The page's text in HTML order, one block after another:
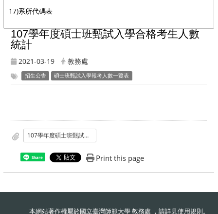
17)系所代碼表
107學年度碩士班甄試入學合格考生人數
統計
2021-03-19 教務處
招生公告 碩士班甄試入學報考人數一覽表
107學年度碩士班甄試入學合格考生人數統計
Share Print this page
本網站著作權屬於國立臺灣師範大學 教務處 ，請詳見使用規則。